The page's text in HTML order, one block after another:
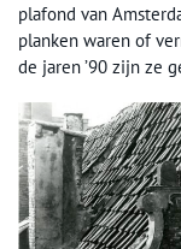
plafond van
planken waren of
de jaren ’90 zijn ze